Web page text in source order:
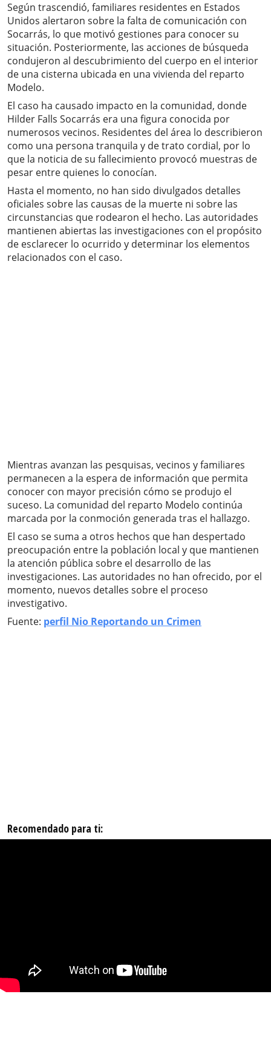
Según trascendió, familiares residentes en Estados
Unidos alertaron sobre la falta de comunicación con
Socarrás, lo que motivó gestiones para conocer su
situación. Posteriormente, las acciones de búsqueda
condujeron al descubrimiento del cuerpo en el interior
de una cisterna ubicada en una vivienda del reparto
Modelo.
El caso ha causado impacto en la comunidad, donde
Hilder Falls Socarrás era una figura conocida por
numerosos vecinos. Residentes del área lo describieron
como una persona tranquila y de trato cordial, por lo
que la noticia de su fallecimiento provocó muestras de
pesar entre quienes lo conocían.
Hasta el momento, no han sido divulgados detalles
oficiales sobre las causas de la muerte ni sobre las
circunstancias que rodearon el hecho. Las autoridades
mantienen abiertas las investigaciones con el propósito
de esclarecer lo ocurrido y determinar los elementos
relacionados con el caso.
Mientras avanzan las pesquisas, vecinos y familiares
permanecen a la espera de información que permita
conocer con mayor precisión cómo se produjo el
suceso. La comunidad del reparto Modelo continúa
marcada por la conmoción generada tras el hallazgo.
El caso se suma a otros hechos que han despertado
preocupación entre la población local y que mantienen
la atención pública sobre el desarrollo de las
investigaciones. Las autoridades no han ofrecido, por el
momento, nuevos detalles sobre el proceso
investigativo.
Fuente: perfil Nio Reportando un Crimen
Recomendado para ti: